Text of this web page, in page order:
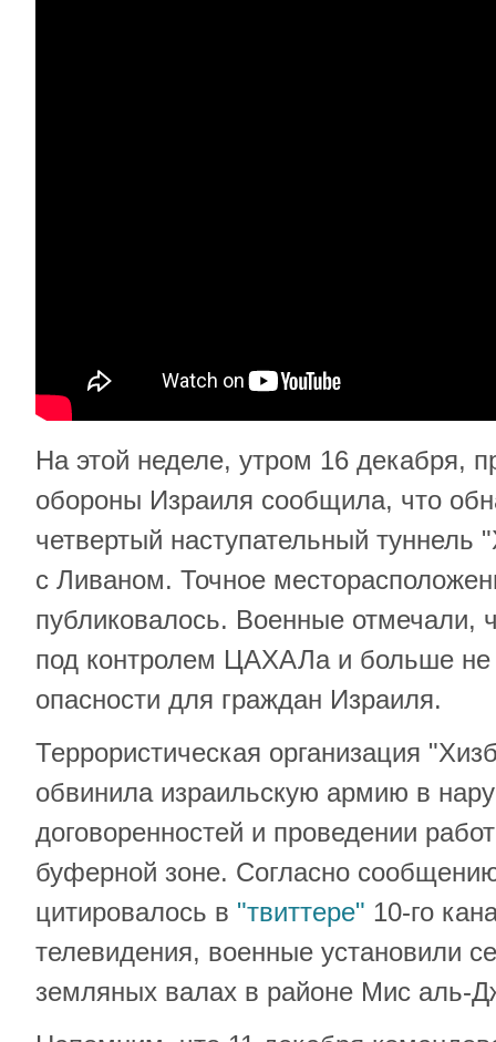
На этой неделе, утром 16 декабря,
обороны Израиля сообщила, что
четвертый наступательный туннель
с Ливаном. Точное
публиковалось. Военные отмечали,
под контролем ЦАХАЛа и больше не
опасности для граждан Израиля.
Террористическая организация
обвинила израильскую армию в
договоренностей и проведении
буферной зоне. Согласно
цитировалось в "твиттере" 10-го
телевидения, военные установили
земляных валах в районе Мис аль-